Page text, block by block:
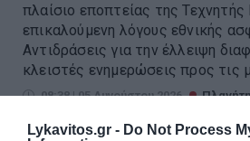
Lykavitos.gr - Do Not Process
πλαίσιο εποπτείας της
επικαλούμενη λόγους εθνικής
Αντιδράσεις για την έλλειψη
κλειστές ενημερώσεις προς τις
08:38 | 05 Αυγούστου 2026